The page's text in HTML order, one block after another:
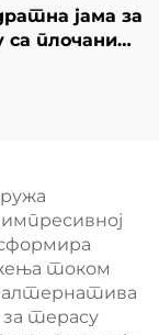
јама за
са плочаним
током
алтернатива
за терасу